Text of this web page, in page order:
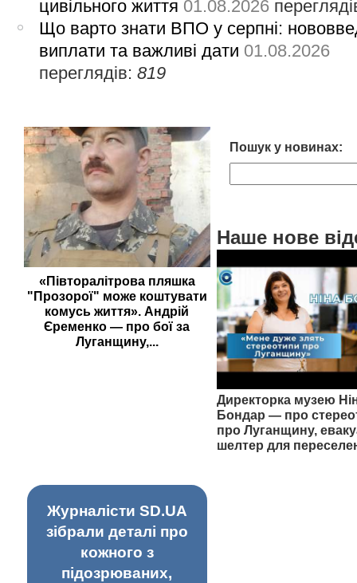
цивільного життя 01.08.2026
Що варто знати ВПО у серпні:
виплати та важливі дати 01.08.2026
переглядів:819
«Півторалітрова пляшка
"Прозорої" може коштувати
комусь життя». Андрій
Єременко — про бої за
Луганщину,...
Пошук у новинах:
Наше нове
Директорка музею
Бондар — про
про Луганщину,
шелтер для
Журналісти SD.UA
зібрали деталі про
кожного з
підозрюваних,